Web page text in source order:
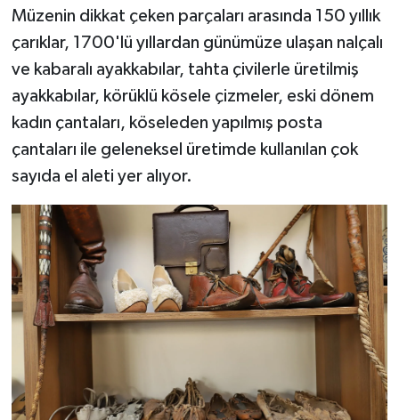
Müzenin dikkat çeken parçaları arasında 150 yıllık
çarıklar, 1700'lü yıllardan günümüze ulaşan nalçalı
ve kabaralı ayakkabılar, tahta çivilerle üretilmiş
ayakkabılar, körüklü kösele çizmeler, eski dönem
kadın çantaları, köseleden yapılmış posta
çantaları ile geleneksel üretimde kullanılan çok
sayıda el aleti yer alıyor.